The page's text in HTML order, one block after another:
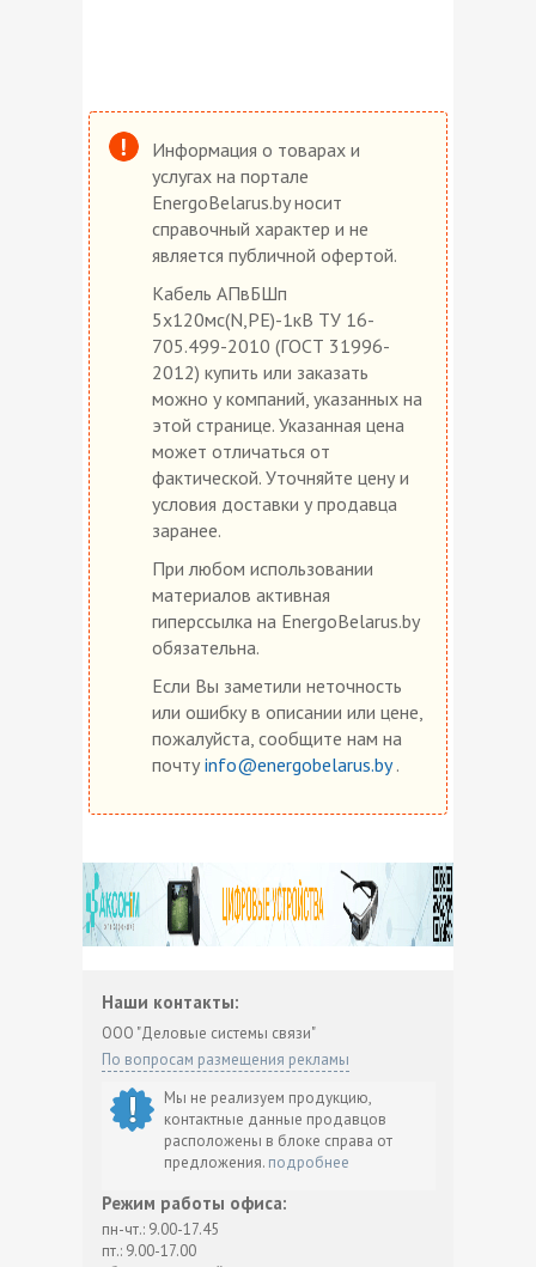
Информация о товарах и
услугах на портале
EnergoBelarus.by носит
справочный характер и не
является публичной офертой.
Кабель АПвБШп
5х120мс(N,PE)-1кВ ТУ 16-
705.499-2010 (ГОСТ 31996-
2012) купить или заказать
можно у компаний, указанных на
этой странице. Указанная цена
может отличаться от
фактической. Уточняйте цену и
условия доставки у продавца
заранее.
При любом использовании
материалов активная
гиперссылка на EnergoBelarus.by
обязательна.
Если Вы заметили неточность
или ошибку в описании или цене,
пожалуйста, сообщите нам на
почту info@energobelarus.by.
Наши контакты:
ООО "Деловые системы связи"
По вопросам размещения рекламы
Мы не реализуем продукцию,
контактные данные продавцов
расположены в блоке справа от
предложения. подробнее
Режим работы офиса:
пн-чт.: 9.00-17.45
пт.: 9.00-17.00